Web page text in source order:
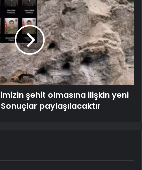
şehit olmasına ilişkin yeni
paylaşılacaktır